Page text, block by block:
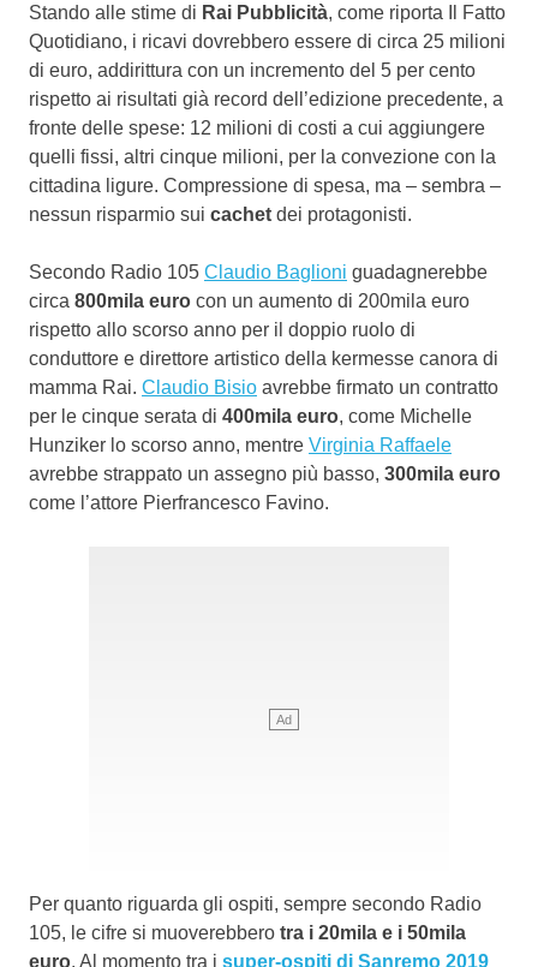
Stando alle stime di Rai Pubblicità, come riporta Il Fatto
Quotidiano, i ricavi dovrebbero essere di circa 25 milioni
di euro, addirittura con un incremento del 5 per cento
rispetto ai risultati già record dell’edizione precedente, a
fronte delle spese: 12 milioni di costi a cui aggiungere
quelli fissi, altri cinque milioni, per la convezione con la
cittadina ligure. Compressione di spesa, ma – sembra –
nessun risparmio sui cachet dei protagonisti.
Secondo Radio 105 Claudio Baglioni guadagnerebbe
circa 800mila euro con un aumento di 200mila euro
rispetto allo scorso anno per il doppio ruolo di
conduttore e direttore artistico della kermesse canora di
mamma Rai. Claudio Bisio avrebbe firmato un contratto
per le cinque serata di 400mila euro, come Michelle
Hunziker lo scorso anno, mentre Virginia Raffaele
avrebbe strappato un assegno più basso, 300mila euro
come l’attore Pierfrancesco Favino.
Per quanto riguarda gli ospiti, sempre secondo Radio
105, le cifre si muoverebbero tra i 20mila e i 50mila
euro. Al momento tra i super-ospiti di Sanremo 2019